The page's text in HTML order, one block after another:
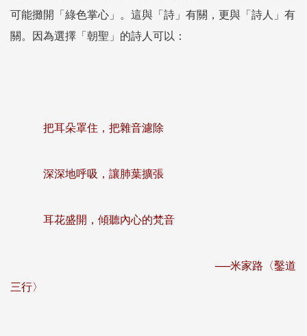
可能攤開「綠色掌心」。這與「詩」有關，更與「詩人」有
關。因為選擇「朝聖」的詩人可以：
把耳朵罩住，把雜音濾除
深深地呼吸，讓肺葉擴張
耳花盛開，傾聽內心的梵音
──米家路〈鑿道
三行〉